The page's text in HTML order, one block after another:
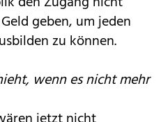
geben, um jeden
zu können.
wenn es nicht mehr